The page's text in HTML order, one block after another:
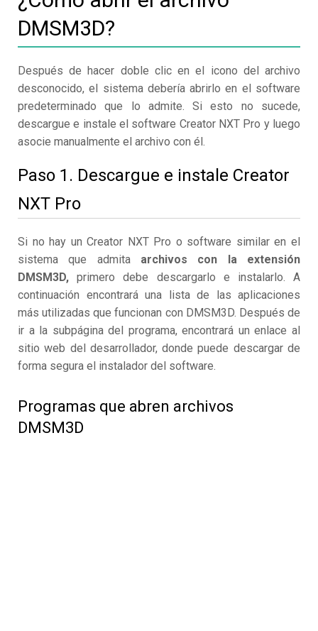
DMSM3D?
Después de hacer doble clic en el icono del archivo
desconocido, el sistema debería abrirlo en el software
predeterminado que lo admite. Si esto no sucede,
descargue e instale el software Creator NXT Pro y luego
asocie manualmente el archivo con él.
Paso 1. Descargue e instale Creator
NXT Pro
Si no hay un Creator NXT Pro o software similar en el
sistema que admita archivos con la extensión
DMSM3D, primero debe descargarlo e instalarlo. A
continuación encontrará una lista de las aplicaciones
más utilizadas que funcionan con DMSM3D. Después de
ir a la subpágina del programa, encontrará un enlace al
sitio web del desarrollador, donde puede descargar de
forma segura el instalador del software.
Programas que abren archivos
DMSM3D